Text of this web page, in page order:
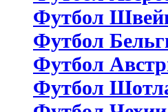
Футбол
Футбол
Футбол
Футбол